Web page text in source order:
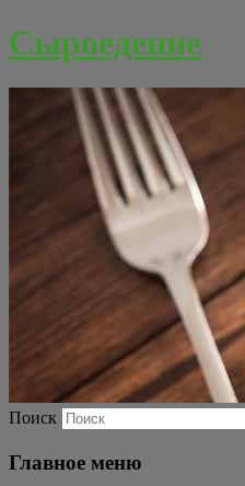
Сыроедение
Поиск
Главное меню